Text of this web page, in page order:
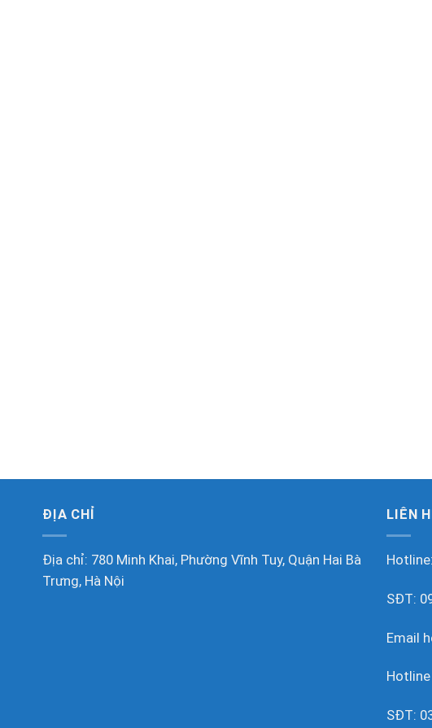
ĐỊA CHỈ
Địa chỉ: 780 Minh Khai, Phường Vĩnh Tuy, Quận Hai Bà
Trưng, Hà Nội
LIÊN
SĐT:
Email
SĐT: